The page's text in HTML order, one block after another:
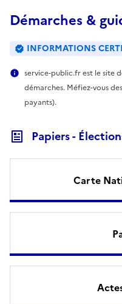
Démarches &
INFORMATIONS
service-public.fr est le site
démarches. Méfiez-vous
payants).
Papiers -
Carte